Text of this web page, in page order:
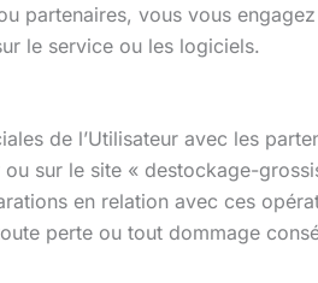
partenaires, vous vous
le service ou les logiciels.
de l’Utilisateur avec les
sur le site « destockage-
en relation avec ces
perte ou tout dommage